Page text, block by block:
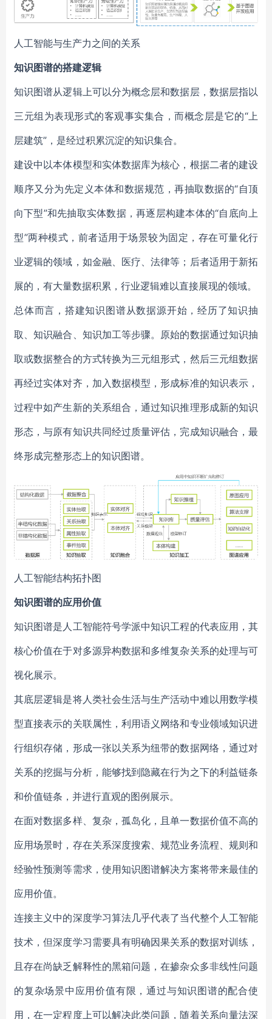
人工智能与生产力之间的关系
知识图谱的搭建逻辑
知识图谱从逻辑上可以分为概念层和数据层，数据层指以
三元组为表现形式的客观事实集合，而概念层是它的“上
层建筑”，是经过积累沉淀的知识集合。
建设中以本体模型和实体数据库为核心，根据二者的建设
顺序又分为先定义本体和数据规范，再抽取数据的“自顶
向下型”和先抽取实体数据，再逐层构建本体的“自底向上
型”两种模式，前者适用于场景较为固定，存在可量化行
业逻辑的领域，如金融、医疗、法律等；后者适用于新拓
展的，有大量数据积累，行业逻辑难以直接展现的领域。
总体而言，搭建知识图谱从数据源开始，经历了知识抽
取、知识融合、知识加工等步骤。原始的数据通过知识抽
取或数据整合的方式转换为三元组形式，然后三元组数据
再经过实体对齐，加入数据模型，形成标准的知识表示，
过程中如产生新的关系组合，通过知识推理形成新的知识
形态，与原有知识共同经过质量评估，完成知识融合，最
终形成完整形态上的知识图谱。
人工智能结构拓扑图
知识图谱的应用价值
知识图谱是人工智能符号学派中知识工程的代表应用，其
核心价值在于对多源异构数据和多维复杂关系的处理与可
视化展示。
其底层逻辑是将人类社会生活与生产活动中难以用数学模
型直接表示的关联属性，利用语义网络和专业领域知识进
行组织存储，形成一张以关系为纽带的数据网络，通过对
关系的挖掘与分析，能够找到隐藏在行为之下的利益链条
和价值链条，并进行直观的图例展示。
在面对数据多样、复杂，孤岛化，且单一数据价值不高的
应用场景时，存在关系深度搜索、规范业务流程、规则和
经验性预测等需求，使用知识图谱解决方案将带来最佳的
应用价值。
连接主义中的深度学习算法几乎代表了当代整个人工智能
技术，但深度学习需要具有明确因果关系的数据对训练，
且存在尚缺乏解释性的黑箱问题，在掺杂众多非线性问题
的复杂场景中应用价值有限，通过与知识图谱的配合使
用，在一定程度上可以解决此类问题，随着关系向量法深